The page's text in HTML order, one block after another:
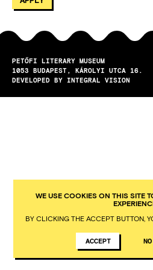
PETŐFI LITERARY MUSEUM
1053
BUDAPEST
KÁROLYI UTCA 16.
DEVELOPED BY INTEGRAL VISION
WE USE COOKIES ON THIS SITE
BY CLICKING THE ACCEPT BUTTON,
ACCEPT